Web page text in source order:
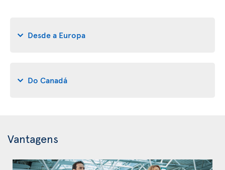
Desde a Europa
Do Canadá
Vantagens